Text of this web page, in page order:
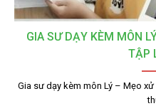
GIA SƯ DẠY KÈM MÔN
TẬP
Gia sư dạy kèm môn Lý – Mẹo